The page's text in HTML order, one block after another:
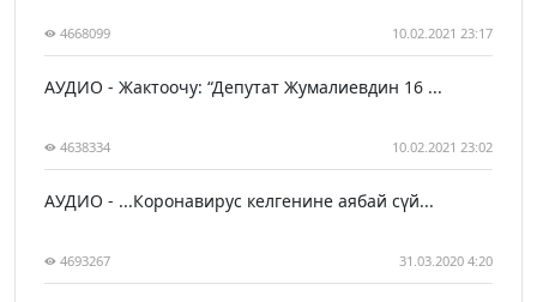
4668099 10.02.2021 23:17
АУДИО - Жактоочу: “Депутат Жумалиевдин 16 ...
4638334 10.02.2021 23:02
АУДИО - ...Коронавирус келгенине аябай сүй...
4693267 31.03.2020 4:20